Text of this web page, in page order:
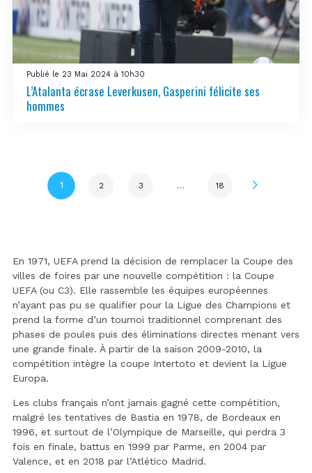
Publié le 23 Mai 2024 à 10h30
L’Atalanta écrase Leverkusen, Gasperini félicite ses
hommes
1 2 3 … 18
En 1971, UEFA prend la décision de remplacer la Coupe des
villes de foires par une nouvelle compétition : la Coupe
UEFA (ou C3). Elle rassemble les équipes européennes
n’ayant pas pu se qualifier pour la Ligue des Champions et
prend la forme d’un tournoi traditionnel comprenant des
phases de poules puis des éliminations directes menant vers
une grande finale. À partir de la saison 2009-2010, la
compétition intègre la coupe Intertoto et devient la Ligue
Europa.
Les clubs français n’ont jamais gagné cette compétition,
malgré les tentatives de Bastia en 1978, de Bordeaux en
1996, et surtout de l’Olympique de Marseille, qui perdra 3
fois en finale, battus en 1999 par Parme, en 2004 par
Valence, et en 2018 par l’Atlético Madrid.